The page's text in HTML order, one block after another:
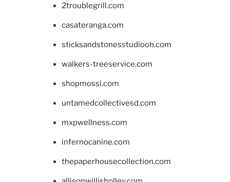
2troublegrill.com
casateranga.com
sticksandstonesstudiooh.com
walkers-treeservice.com
shopmossi.com
untamedcollectivesd.com
mxpwellness.com
infernocanine.com
thepaperhousecollection.com